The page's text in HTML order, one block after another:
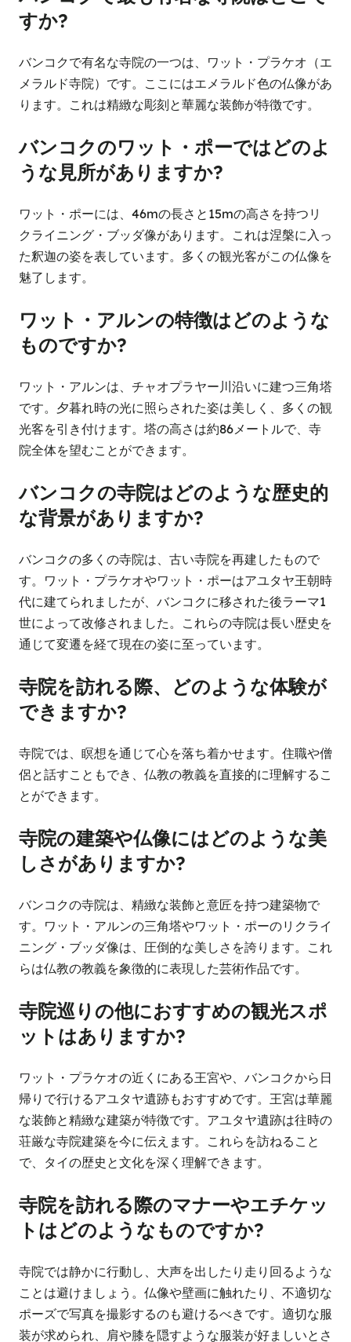
すか?
バンコクで有名な寺院の一つは、ワット・プラケオ（エ
メラルド寺院）です。ここにはエメラルド色の仏像があ
ります。これは精緻な彫刻と華麗な装飾が特徴です。
バンコクのワット・ポーではどのよ
うな見所がありますか?
ワット・ポーには、46mの長さと15mの高さを持つリ
クライニング・ブッダ像があります。これは涅槃に入っ
た釈迦の姿を表しています。多くの観光客がこの仏像を
魅了します。
ワット・アルンの特徴はどのような
ものですか?
ワット・アルンは、チャオプラヤー川沿いに建つ三角塔
です。夕暮れ時の光に照らされた姿は美しく、多くの観
光客を引き付けます。塔の高さは約86メートルで、寺
院全体を望むことができます。
バンコクの寺院はどのような歴史的
な背景がありますか?
バンコクの多くの寺院は、古い寺院を再建したもので
す。ワット・プラケオやワット・ポーはアユタヤ王朝時
代に建てられましたが、バンコクに移された後ラーマ1
世によって改修されました。これらの寺院は長い歴史を
通じて変遷を経て現在の姿に至っています。
寺院を訪れる際、どのような体験が
できますか?
寺院では、瞑想を通じて心を落ち着かせます。住職や僧
侶と話すこともでき、仏教の教義を直接的に理解するこ
とができます。
寺院の建築や仏像にはどのような美
しさがありますか?
バンコクの寺院は、精緻な装飾と意匠を持つ建築物で
す。ワット・アルンの三角塔やワット・ポーのリクライ
ニング・ブッダ像は、圧倒的な美しさを誇ります。これ
らは仏教の教義を象徴的に表現した芸術作品です。
寺院巡りの他におすすめの観光スポ
ットはありますか?
ワット・プラケオの近くにある王宮や、バンコクから日
帰りで行けるアユタヤ遺跡もおすすめです。王宮は華麗
な装飾と精緻な建築が特徴です。アユタヤ遺跡は往時の
荘厳な寺院建築を今に伝えます。これらを訪ねること
で、タイの歴史と文化を深く理解できます。
寺院を訪れる際のマナーやエチケッ
トはどのようなものですか?
寺院では静かに行動し、大声を出したり走り回るような
ことは避けましょう。仏像や壁画に触れたり、不適切な
ポーズで写真を撮影するのも避けるべきです。適切な服
装が求められ、肩や膝を隠すような服装が好ましいとさ